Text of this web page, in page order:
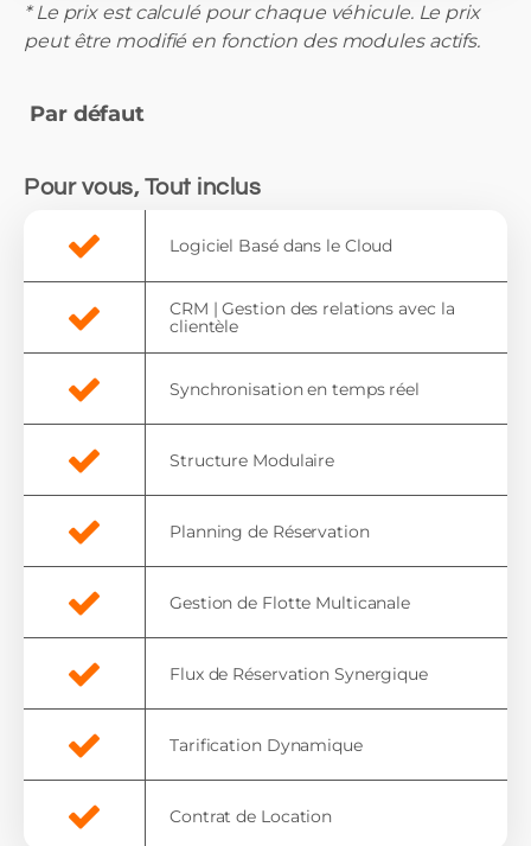
* Le prix est calculé pour chaque véhicule. Le prix
peut être modifié en fonction des modules actifs.
Par défaut
Pour vous, Tout inclus
Logiciel Basé dans le Cloud
CRM | Gestion des relations avec la
clientèle
Synchronisation en temps réel
Structure Modulaire
Planning de Réservation
Gestion de Flotte Multicanale
Flux de Réservation Synergique
Tarification Dynamique
Contrat de Location